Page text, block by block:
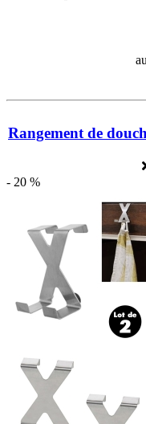
Rangement de
- 20 %